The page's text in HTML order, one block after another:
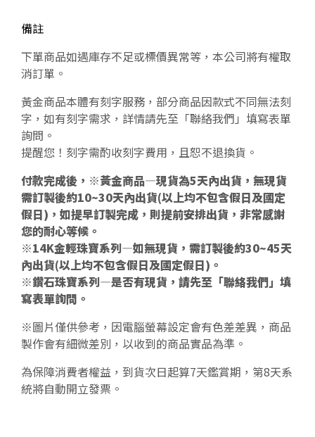
備註
下單商品如遇庫存不足或標價異常等，本公司將有權取
消訂單。
黃金商品本體有刻字服務，部分商品因款式不同無法刻
字，如有刻字需求，詳情請先至「聯絡我們」填寫表單
詢問。
提醒您！刻字需酌收刻字費用，且恕不退換貨。
付款完成後，※黃金商品—現貨為5天內出貨，無現貨
需訂製後約10~30天內出貨(以上均不包含假日及國定
假日)，如提早訂製完成，則提前安排出貨，非常感謝
您的耐心等候。
※14K金輕珠寶系列—如無現貨，需訂製後約30~45天
內出貨(以上均不包含假日及國定假日)。
※鑽石珠寶系列—是否有現貨，請先至「聯絡我們」填
寫表單詢問。
※圖片僅供參考，因電腦螢幕設定會有色差差異，商品
製作會有細微差別，以收到的商品實品為準。
為保障消費者權益，到貨次日起算7天鑑賞期，第8天系
統將自動開立發票。